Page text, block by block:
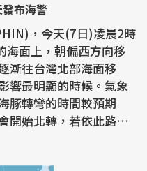
布海警
，今天(7日)凌晨2時
海面上，朝偏西方向移
漸往台灣北部海面移
響最明顯的時候。氣象
豚轉彎的時間較預期
開始北轉，若依此路